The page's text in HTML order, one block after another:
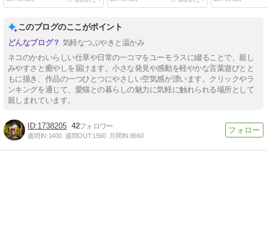
このブログのここがポイント
気軽なつぶやきと温かみ
ネコのかわいらしい仕草や日常の一コマをユーモラスに綴ることで、親し
みやすさと癒やしを届けます。小さな発見や感動を軽やかな言葉遊びとと
もに描き、作品の一つひとつにやさしい空気感が漂います。クリックやラ
ンキングを通じて、愛猫との暮らしの魅力に気軽に触れられる場所として
親しまれています。
1738205 42
週間IN:1400 週間OUT:1590 月間IN:6660